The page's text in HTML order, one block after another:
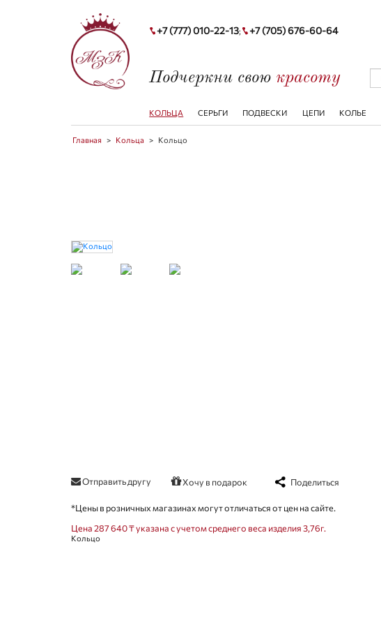
+7 (777) 010-22-13; +7 (705) 676-60-64
Подчеркни свою красоту
КОЛЬЦА СЕРЬГИ ПОДВЕСКИ ЦЕПИ КОЛЬЕ
Главная > Кольца > Кольцо
Отправить другу Хочу в подарок Поделиться
*Цены в розничных магазинах могут отличаться от цен на сайте.
Цена 287 640 ₸ указана с учетом среднего веса изделия 3,76г.
Кольцо